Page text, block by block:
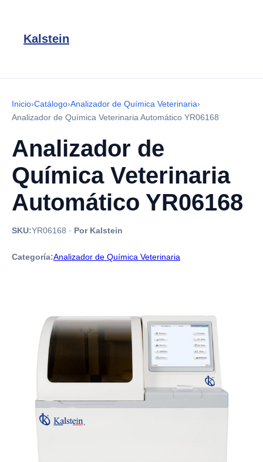
Kalstein
Inicio›Catálogo›Analizador de Química Veterinaria›
Analizador de Química Veterinaria Automático YR06168
Analizador de
Química Veterinaria
Automático YR06168
SKU:YR06168 · Por Kalstein
Categoría:Analizador de Química Veterinaria